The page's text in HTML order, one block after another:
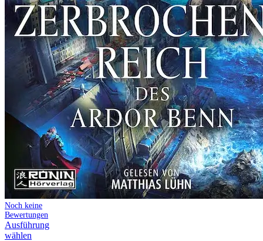
Noch keine
Bewertungen
Ausführung
wählen